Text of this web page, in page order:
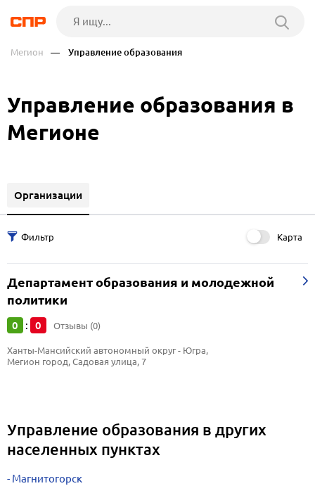
Мегион — Управление образования
Управление образования в
Мегионе
Организации
Карта
Департамент образования и молодежной
политики
0 : 0 Отзывы (0)
Ханты-Мансийский автономный округ - Югра,
Мегион город, Садовая улица, 7
Управление образования в других
населенных пунктах
Магнитогорск